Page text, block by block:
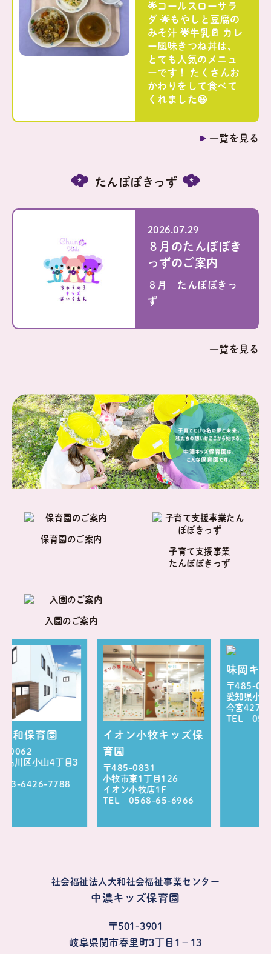
🌟コールスローサラ
ダ 🌟もやしと豆腐の
みそ汁 🌟牛乳🥛 カレ
ー風味きつね丼は、
とても人気のメニュ
ーです！ たくさんお
かわりをして食べて
くれました😆
一覧を見る
たんぽぽきっず
2026.07.29
８月のたんぽぽき
っずのご案内
８月 たんぽぽきっ
ず
一覧を見る
保育園のご案内
子育て支援事業
たんぽぽきっず
入園のご案内
園
4丁目3
7788
イオン小牧キッズ保
〒485-0831
小牧市東1丁目126
イオン小牧店1F
TEL 0568-65-6966
味岡キッズ保育
〒485-0021
愛知県小牧市二重堀
今宮427－2
TEL 0568-65-
社会福祉法人大和社会福祉事業センター
中濃キッズ保育園
〒501-3901
岐阜県関市春里町3丁目1−13